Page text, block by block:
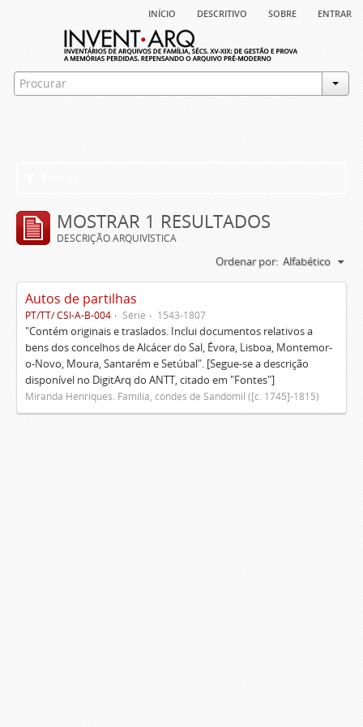
início descritivo sobre entrar
MOSTRAR 1 RESULTADOS
DESCRIÇÃO ARQUIVÍSTICA
Ordenar por: Alfabético
Autos de partilhas
PT/TT/ CSI-A-B-004 Série 1543-1807
"Contém originais e traslados. Inclui documentos relativos a
bens dos concelhos de Alcácer do Sal, Évora, Lisboa, Montemor-
o-Novo, Moura, Santarém e Setúbal". [Segue-se a descrição
disponível no DigitArq do ANTT, citado em "Fontes"]
Miranda Henriques. Família, condes de Sandomil ([c. 1745]-1815)